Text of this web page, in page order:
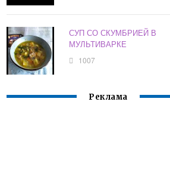
СУП СО СКУМБРИЕЙ В
МУЛЬТИВАРКЕ
1007
Реклама